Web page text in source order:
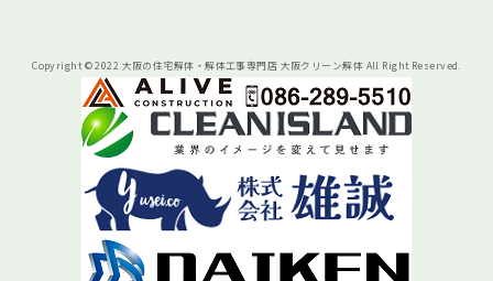
Copyright © 2022 大阪の住宅解体・解体工事専門店 大阪クリーン解体 All Right Reserved.